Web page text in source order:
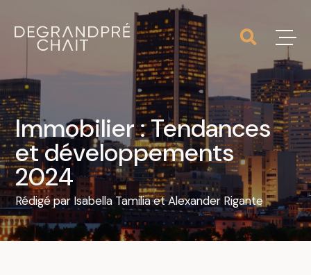
Immobilier : Tendances
et développements
2024
Rédigé par Isabella TamiliaetAlexander Rigante